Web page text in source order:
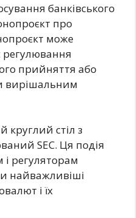
банківського
про
може
прийняття або
вирішальним
стіл з
SEC. Ця подія
і регуляторам
найважливіші
і їх